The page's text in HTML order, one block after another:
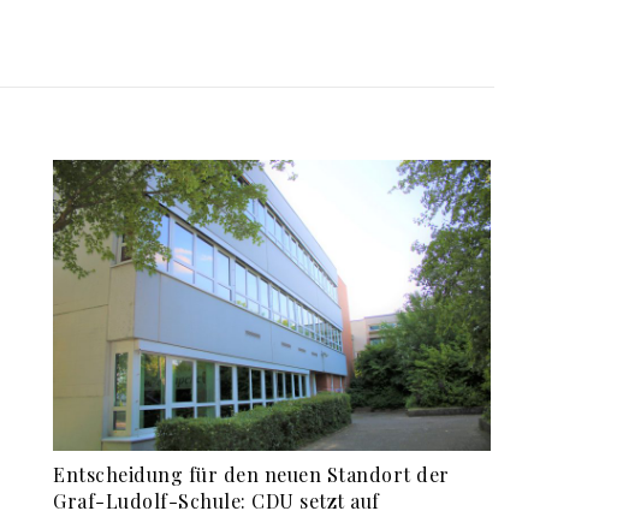
Entscheidung für den neuen Standort der
Graf-Ludolf-Schule: CDU setzt auf